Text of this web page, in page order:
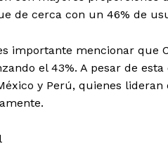
de cerca con un 46% de
importante mencionar que
el 43%. A pesar de
y Perú, quienes